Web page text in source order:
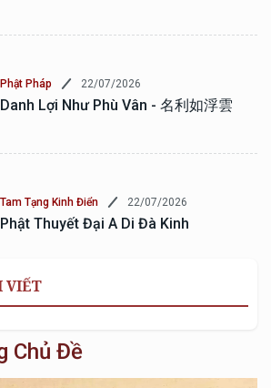
Phật Pháp 22/07/2026
Danh Lợi Như Phù Vân - 名利如浮雲
Tam Tạng Kinh Điển 22/07/2026
Phật Thuyết Đại A Di Đà Kinh
VIẾT
Chủ Đề